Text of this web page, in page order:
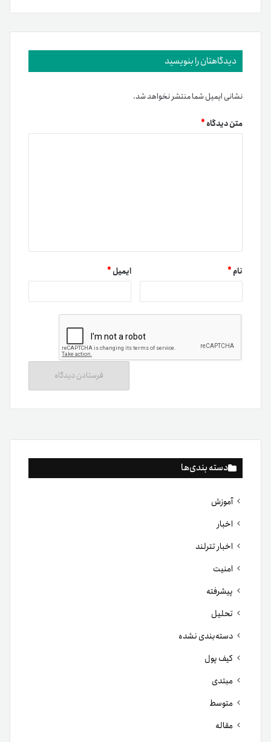
دسته بندی‌ها
آموزش
اخبار
اخبار تترلند
امنیت
پیشرفته
تحلیل
دسته‌بندی نشده
کیف پول
مبتدی
متوسط
مقاله
دیدگاهتان را بنویسید
نشانی ایمیل شما منتشر نخواهد شد.
متن دیدگاه*
نام* ایمیل*